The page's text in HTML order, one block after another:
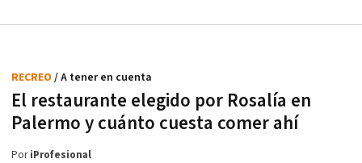
El restaurante elegido por Rosalía en
Palermo y cuánto cuesta comer ahí
RECREO / A tener en cuenta
PoriProfesional